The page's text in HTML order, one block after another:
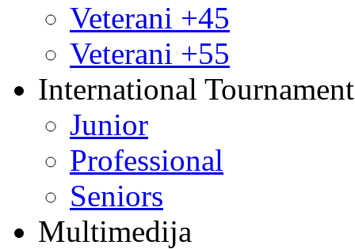
Veterani +45
Veterani +55
International
Junior
Professional
Seniors
Multimedija